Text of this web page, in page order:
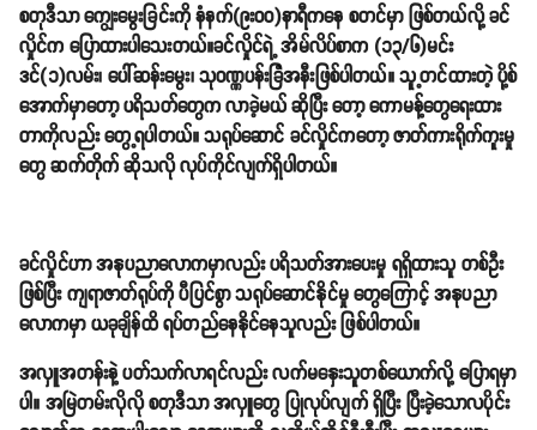
စတုဒီသာ ကျွေးမွေးခြင်းကို နံနက်(၉း၀၀)နာရီကနေ စတင်မှာ ဖြစ်တယ်လို့ ခင်
လှိုင်က ပြောထားပါသေးတယ်။ခင်လှိုင်ရဲ့ အိမ်လိပ်စာက (၁၃/၆)မင်း
ဒင်(၁)လမ်း၊ ပေါ်ဆန်းမွေး၊ သုဝဏ္ဏပန်းခြံအနီးဖြစ်ပါတယ်။ သူ့တင်ထားတဲ့ ပို့စ်
အောက်မှာတော့ ပရိသတ်တွေက လာခဲ့မယ် ဆိုပြီး တော့ ကောမန့်တွေရေးထား
တာကိုလည်း တွေ့ရပါတယ်။ သရုပ်ဆောင် ခင်လှိုင်ကတော့ ဇာတ်ကားရိုက်ကူးမှု
တွေ ဆက်တိုက် ဆိုသလို လုပ်ကိုင်လျက်ရှိပါတယ်။